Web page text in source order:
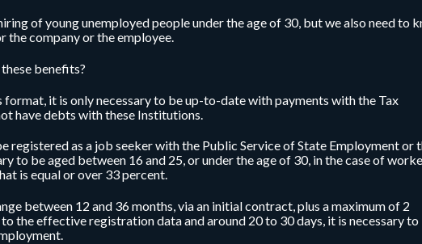
of young unemployed people under the age of 30, but we also need to
company or the employee.
benefits?
it is only necessary to be up-to-date with payments with the Tax
have debts with these Institutions.
as a job seeker with the Public Service of State Employment or
to be aged between 16 and 25, or under the age of 30, in the case of
is equal or over 33 percent.
between 12 and 36 months, via an initial contract, plus a maximum of 2
the effective registration data and around 20 to 30 days, it is necessary to